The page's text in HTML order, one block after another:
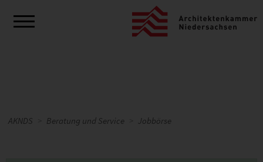
AKNDS Beratung und Service Jobbörse